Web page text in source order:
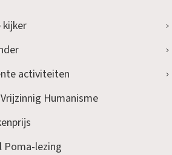
kijker
activiteiten
Humanisme
Poma-lezing